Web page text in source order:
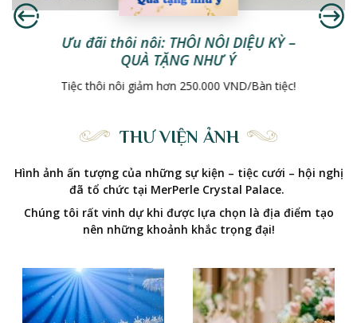
Ưu đãi thôi nôi: THÔI NÔI DIỆU KỲ –
QUÀ TẶNG NHƯ Ý
Tiệc thôi nôi giảm hơn 250.000 VND/Bàn tiệc!
THƯ VIỆN ẢNH
Hình ảnh ấn tượng của những sự kiện – tiệc cưới – hội nghị
đã tổ chức tại MerPerle Crystal Palace.
Chúng tôi rất vinh dự khi được lựa chọn là địa điểm tạo
nên những khoảnh khắc trọng đại!